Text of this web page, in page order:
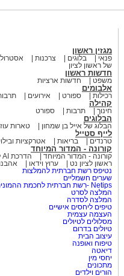
מגזין ראשון
פנאי בלוגים צרכנות
של ראשון לציון
חדשות ראשון
משפט חדשות ארציות
אלבומים
רכילות ספורט אירועים
קהילה
חינוך תרבות ספורט
הבלוגים
הבלוג של אייל בן שמחון טארות
לייף סטייל
טרנדים בריאות אטרקציות ובילוי
קורונה - המדור המיוחד
קורונה - המדור המיוחד
הדרכת AI לארגונים
ראשון לציון נט
ערוץ וידאו
נטיפס רשת חברתית להמלצות
שערים חשמליים
Netips -רשת חברתית לחכמת ההמונים
המלצה לסרט
המלצה לסדרה
טיפים ליחסים אישיים
העצמה עצמית
מסלולים לטיולים
טיולים בדרום
עיצוב הבית
טיפוח ואופנה
דיאטה
יחסי מין
מתכונים
הורים וילדים